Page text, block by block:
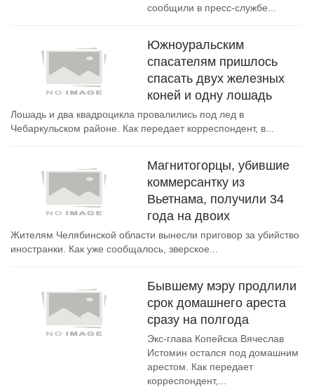
сообщили в пресс-службе...
Южноуральским
спасателям пришлось
спасать двух железных
коней и одну лошадь
Лошадь и два квадроцикла провалились под лед в
Чебаркульском районе. Как передает корреспондент, в...
Магнитогорцы, убившие
коммерсантку из
Вьетнама, получили 34
года на двоих
Жителям Челябинской области вынесли приговор за убийство
иностранки. Как уже сообщалось, зверское...
Бывшему мэру продлили
срок домашнего ареста
сразу на полгода
Экс-глава Копейска Вячеслав
Истомин остался под домашним
арестом. Как передает
корреспондент,...